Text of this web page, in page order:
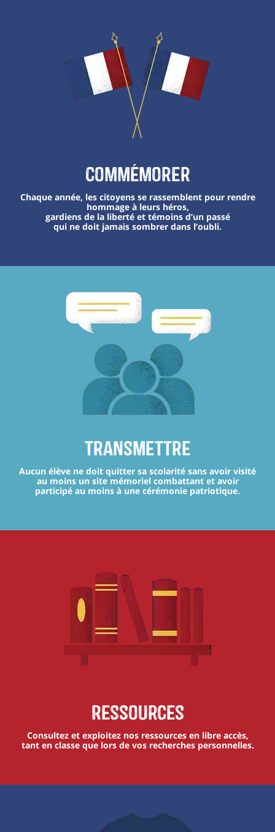
Commémorer
Chaque année, les citoyens se rassemblent pour rendre
hommage à leurs héros,
gardiens de la liberté et témoins d’un passé
qui ne doit jamais sombrer dans l’oubli.
transmettre
Aucun élève ne doit quitter sa scolarité sans avoir visité
au moins un site mémoriel combattant et avoir
participé au moins à une cérémonie patriotique.
Ressources
Consultez et exploitez nos ressources en libre accès,
tant en classe que lors de vos recherches personnelles.